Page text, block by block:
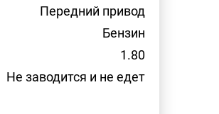
Передний привод
Бензин
1.80
Не заводится и не едет